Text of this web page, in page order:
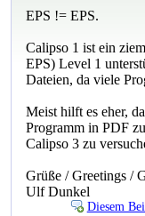
EPS != EPS.
Calipso 1 ist ein
EPS) Level 1
Dateien, da viele
Meist hilft es eher,
Programm in PDF
Calipso 3 zu
Grüße / Greetings /
Ulf Dunkel
Diesem